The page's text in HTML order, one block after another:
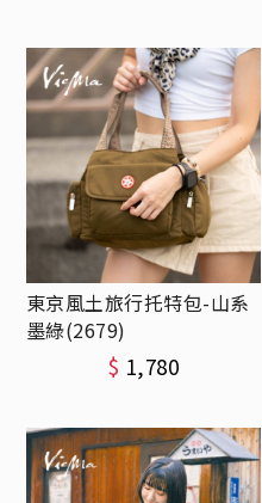
東京風土旅行托特包-山系
墨綠(2679)
$ 1,780